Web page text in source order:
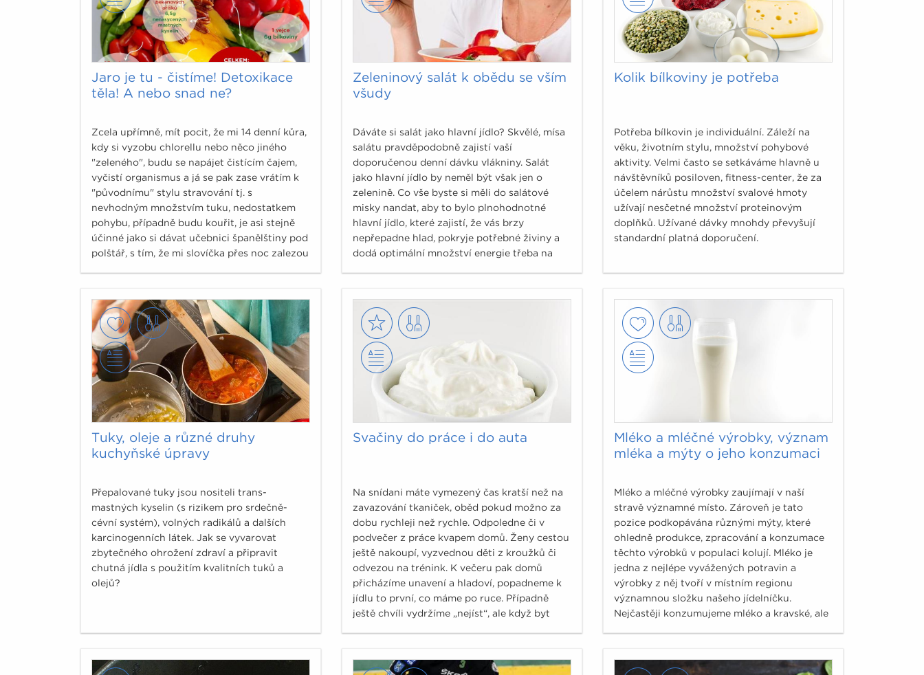
Jaro je tu - čistíme! Detoxikace
těla! A nebo snad ne?
Zcela upřímně, mít pocit, že mi 14 denní kůra,
kdy si vyzobu chlorellu nebo něco jiného
"zeleného", budu se napájet čistícím čajem,
vyčistí organismus a já se pak zase vrátím k
"původnímu" stylu stravování tj. s
nevhodným množstvím tuku, nedostatkem
pohybu, případně budu kouřit, je asi stejně
účinné jako si dávat učebnici španělštiny pod
polštář, s tím, že mi slovíčka přes noc zalezou
Zeleninový salát k obědu se vším
všudy
Dáváte si salát jako hlavní jídlo? Skvělé, mísa
salátu pravděpodobně zajistí vaší
doporučenou denní dávku vlákniny. Salát
jako hlavní jídlo by neměl být však jen o
zelenině. Co vše byste si měli do salátové
misky nandat, aby to bylo plnohodnotné
hlavní jídlo, které zajistí, že vás brzy
nepřepadne hlad, pokryje potřebné živiny a
dodá optimální množství energie třeba na
Kolik bílkoviny je potřeba
Potřeba bílkovin je individuální. Záleží na
věku, životním stylu, množství pohybové
aktivity. Velmi často se setkáváme hlavně u
návštěvníků posiloven, fitness-center, že za
účelem nárůstu množství svalové hmoty
užívají nesčetné množství proteinovým
doplňků. Užívané dávky mnohdy převyšují
standardní platná doporučení.
Tuky, oleje a různé druhy
kuchyňské úpravy
Přepalované tuky jsou nositeli trans-
mastných kyselin (s rizikem pro srdečně-
cévní systém), volných radikálů a dalších
karcinogenních látek. Jak se vyvarovat
zbytečného ohrožení zdraví a připravit
chutná jídla s použitím kvalitních tuků a
olejů?
Svačiny do práce i do auta
Na snídani máte vymezený čas kratší než na
zavazování tkaniček, oběd pokud možno za
dobu rychleji než rychle. Odpoledne či v
podvečer z práce kvapem domů. Ženy cestou
ještě nakoupí, vyzvednou děti z kroužků či
odvezou na trénink. K večeru pak domů
přicházíme unavení a hladoví, popadneme k
jídlu to první, co máme po ruce. Případně
ještě chvíli vydržíme „nejíst“, ale když byt
Mléko a mléčné výrobky, význam
mléka a mýty o jeho konzumaci
Mléko a mléčné výrobky zaujímají v naší
stravě významné místo. Zároveň je tato
pozice podkopávána různými mýty, které
ohledně produkce, zpracování a konzumace
těchto výrobků v populaci kolují. Mléko je
jedna z nejlépe vyvážených potravin a
výrobky z něj tvoří v místním regionu
významnou složku našeho jídelníčku.
Nejčastěji konzumujeme mléko a kravské, ale
výrobky. Legislativně je získávání a